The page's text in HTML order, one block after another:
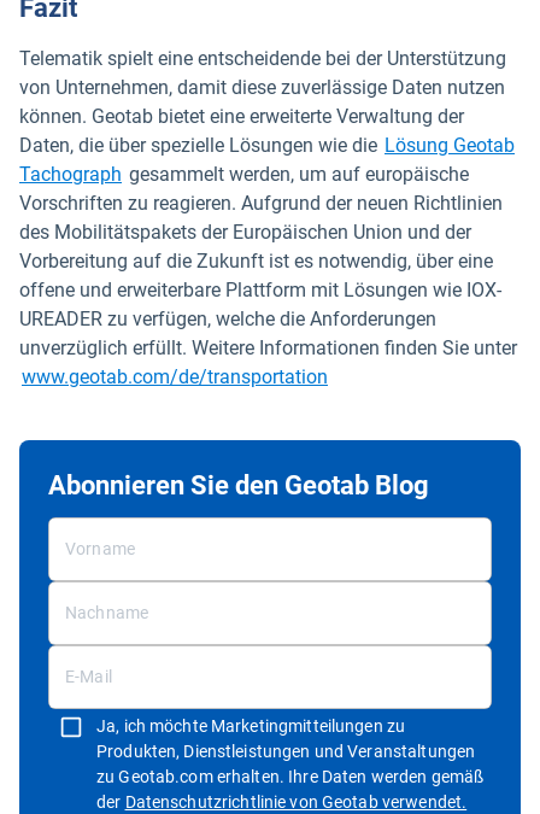
Fazit
Telematik spielt eine entscheidende bei der Unterstützung
von Unternehmen, damit diese zuverlässige Daten nutzen
können. Geotab bietet eine erweiterte Verwaltung der
Daten, die über spezielle Lösungen wie die Lösung Geotab
Tachograph gesammelt werden, um auf europäische
Vorschriften zu reagieren. Aufgrund der neuen Richtlinien
des Mobilitätspakets der Europäischen Union und der
Vorbereitung auf die Zukunft ist es notwendig, über eine
offene und erweiterbare Plattform mit Lösungen wie IOX-
UREADER zu verfügen, welche die Anforderungen
unverzüglich erfüllt. Weitere Informationen finden Sie unter
www.geotab.com/de/transportation
Abonnieren Sie den Geotab Blog
Ja, ich möchte Marketingmitteilungen zu
Produkten, Dienstleistungen und Veranstaltungen
zu Geotab.com erhalten. Ihre Daten werden gemäß
der Datenschutzrichtlinie von Geotab verwendet.